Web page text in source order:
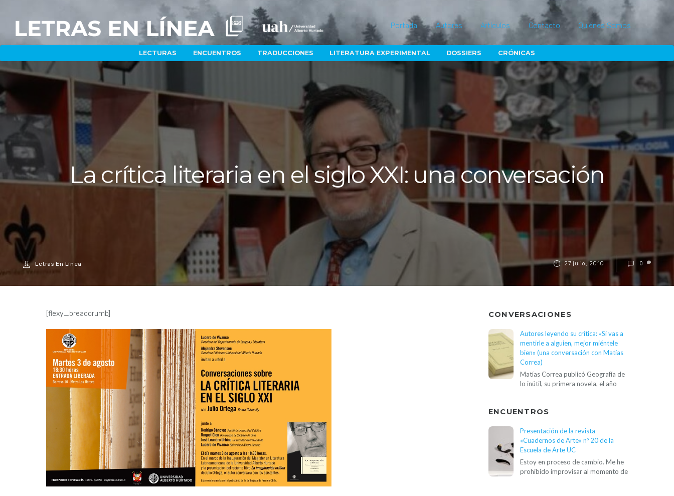
Portada Autores Artículos Contacto Quiénes Somos
LECTURAS ENCUENTROS TRADUCCIONES LITERATURA EXPERIMENTAL DOSSIERS CRÓNICAS
27 julio, 2010
La crítica literaria en el siglo XXI: una conversación
Letras En Línea 0
[flexy_breadcrumb] CONVERSACIONES
Autores leyendo su crítica: «Si vas a
mentirle a alguien, mejor miéntele
bien» (una conversación con Matías
Correa)
Matías Correa publicó Geografía de
lo inútil, su primera novela, el año
ENCUENTROS
Presentación de la revista
«Cuadernos de Arte» nº 20 de la
Escuela de Arte UC
Estoy en proceso de cambio. Me he
prohibido improvisar al momento de